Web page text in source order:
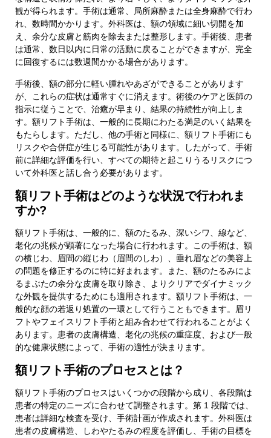
観が得られます。手術は通常、局所麻酔または全身麻酔で行わ
れ、数時間かかります。外科医は、額の領域に細い切開を加
え、余分な皮膚と筋肉を除去または整形します。手術後、患者
は通常、数日以内に日常の活動に戻ることができますが、完全
に回復するには数週間かかる場合があります。
手術後、額の部分に軽い腫れやあざができることがあります
が、これらの症状は通常すぐに消えます。術後のケアと医師の
指示に従うことで、治癒が早まり、結果の持続性が向上しま
す。額リフト手術は、一般的に長期にわたる満足のいく結果を
もたらします。ただし、他の手術と同様に、額リフト手術にも
リスクや合併症が生じる可能性があります。したがって、手術
前に詳細な評価を行い、すべての期待と起こりうるリスクにつ
いて外科医と話し合う必要があります。
額リフト手術はどのような状況で行われま
すか?
額リフト手術は、一般的に、額のたるみ、深いシワ、線など、
老化の兆候が顕著になった場合に行われます。この手術は、額
の横じわ、眉間の縦じわ（眉間のしわ）、垂れ眉などの美容上
の問題を修正するのに特に好まれます。また、額のたるみによ
るまぶたの余分な皮膚を取り除き、よりクリアでダイナミック
な外観を提供するためにも適用されます。額リフト手術は、一
般的な顔の若返り処置の一環として行うこともできます。眉リ
フトやフェイスリフト手術と組み合わせて行われることがよく
あります。患者の皮膚構造、老化の兆候の重症度、および一般
的な健康状態によって、手術の適性が決まります。
額リフト手術のプロセスとは？
額リフト手術のプロセスはいくつかの段階から成り、各段階は
患者の特定のニーズに合わせて調整されます。第 1 段階では、
患者は詳細な検査を受け、手術計画が作成されます。外科医は
患者の皮膚構造、しわやたるみの程度を評価し、手術の目標を